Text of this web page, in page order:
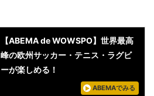
【ABEMA de WOWSPO】世界最高
峰の欧州サッカー・テニス・ラグビ
ーが楽しめる！
ABEMAでみる